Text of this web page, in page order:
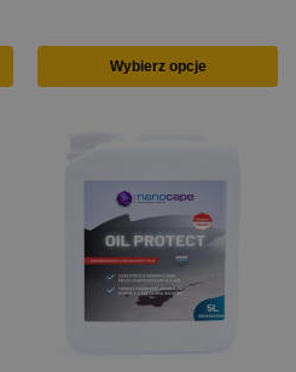
Wybierz opcje